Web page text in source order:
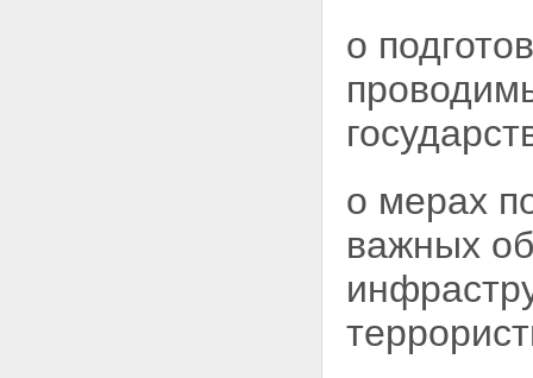
о
о мерах
важных